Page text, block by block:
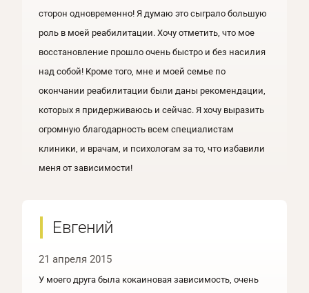
сторон одновременно! Я думаю это сыграло большую
роль в моей реабилитации. Хочу отметить, что мое
восстановление прошло очень быстро и без насилия
над собой! Кроме того, мне и моей семье по
окончании реабилитации были даны рекомендации,
которых я придерживаюсь и сейчас. Я хочу выразить
огромную благодарность всем специалистам
клиники, и врачам, и психологам за то, что избавили
меня от зависимости!
Евгений
21 апреля 2015
У моего друга была кокаиновая зависимость, очень